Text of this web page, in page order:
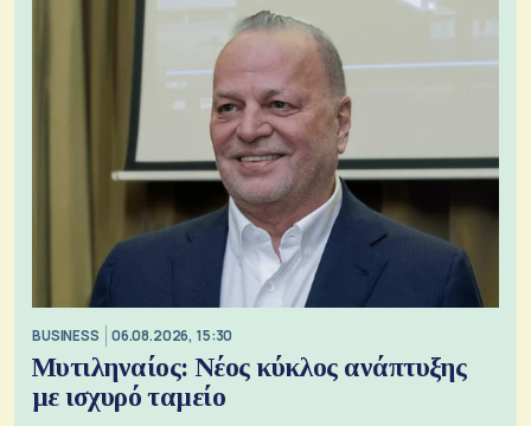
BUSINESS 06.08.2026, 15:30
Μυτιληναίος: Νέος κύκλος ανάπτυξης
με ισχυρό ταμείο